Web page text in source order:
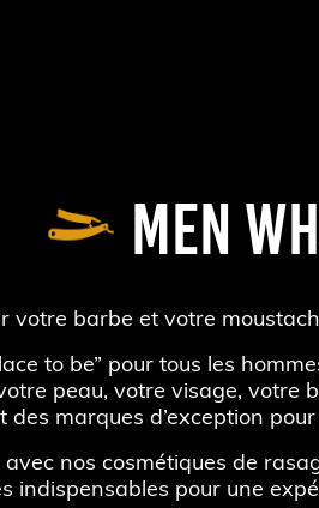
MEN
votre barbe et votre
to be” pour tous les
peau, votre visage, votre
marques d’exception
nos cosmétiques de
indispensables pour une